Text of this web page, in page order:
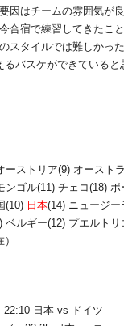
因はチームの雰囲気が
合宿で練習してきたこ
スタイルでは難しかっ
バスケができていると
ストリア(9) オースト
ゴル(11) チェコ(18) ポ
(10) 日本(14) ニュージー
ルギー(12) プエルト
日本 vs ドイツ